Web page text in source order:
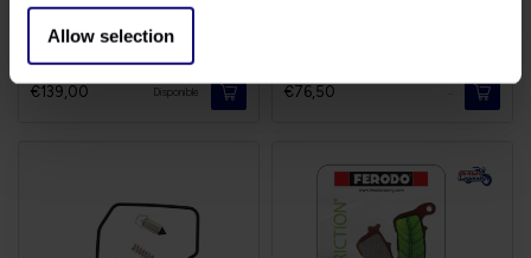
Allow selection
€139,00 Disponible €76,50